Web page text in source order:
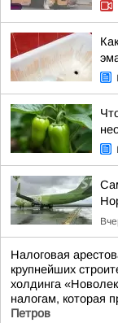
Налоговая
крупнейших
холдинга
налогам, которая
Петров